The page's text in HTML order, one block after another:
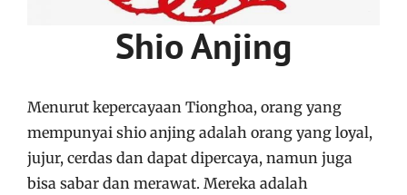
Shio Anjing
Menurut kepercayaan Tionghoa, orang yang
mempunyai shio anjing adalah orang yang loyal,
jujur, cerdas dan dapat dipercaya, namun juga
bisa sabar dan merawat. Mereka adalah